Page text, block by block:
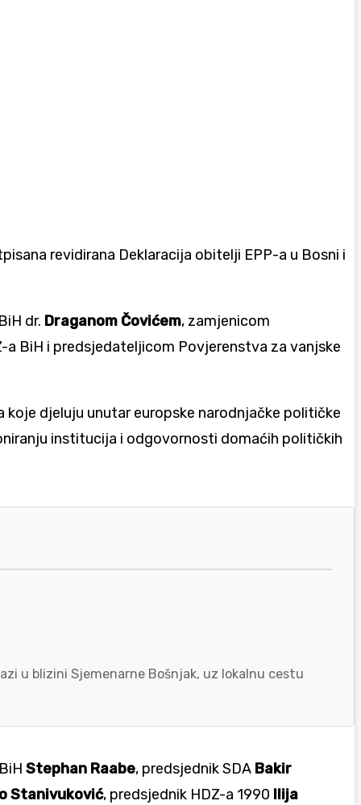
revidirana Deklaracija obitelji EPP-a u Bosni i
dr. Draganom Čovićem, zamjenicom
BiH i predsjedateljicom Povjerenstva za vanjske
koje djeluju unutar europske narodnjačke političke
institucija i odgovornosti domaćih političkih
u blizini Sjemenarne Bošnjak, uz lokalnu cestu
Stephan Raabe, predsjednik SDA Bakir
Stanivuković, predsjednik HDZ-a 1990 Ilija